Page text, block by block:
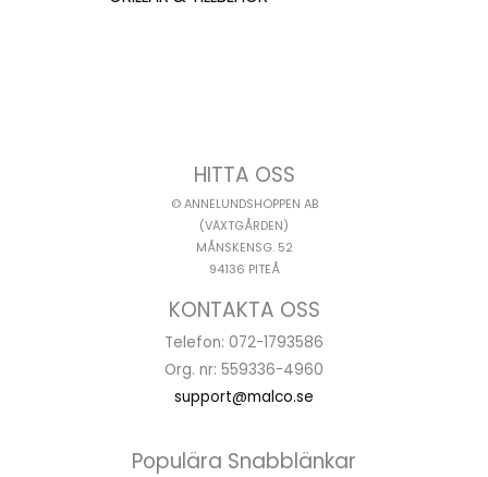
HITTA OSS
© ANNELUNDSHOPPEN AB
(VÄXTGÅRDEN)
MÅNSKENSG. 52
94136 PITEÅ
KONTAKTA OSS
Telefon: 072-1793586
Org. nr: 559336-4960
support@malco.se
Populära Snabblänkar